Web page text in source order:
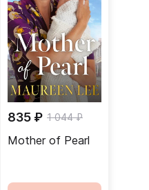
835 ₽ 1 044 ₽
Mother of Pearl